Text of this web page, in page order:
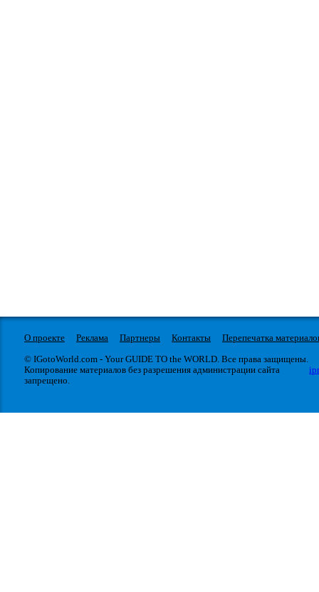
О проекте Реклама Партнеры Контакты
Перепечатка
© IGotoWorld.com - Your GUIDE TO the WORLD. Все права защищены.
Копирование материалов без разрешения администрации сайта
запрещено.